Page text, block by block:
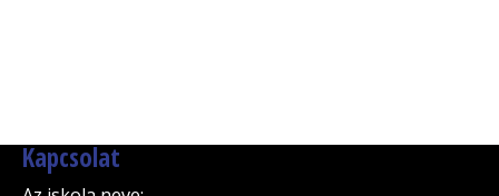
Kapcsolat